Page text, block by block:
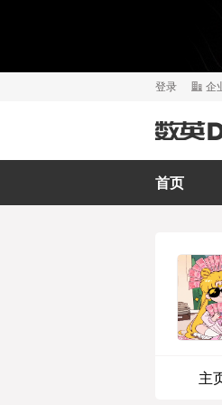
登录 企
首页
主